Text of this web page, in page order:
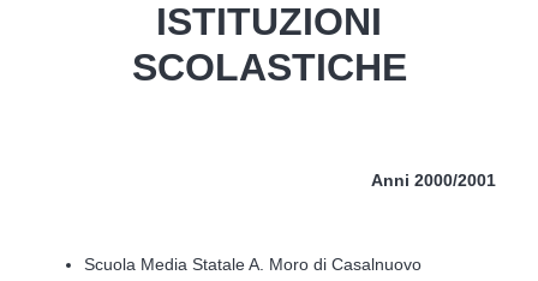
ISTITUZIONI
SCOLASTICHE
Anni 2000/2001
Scuola Media Statale A. Moro di Casalnuovo